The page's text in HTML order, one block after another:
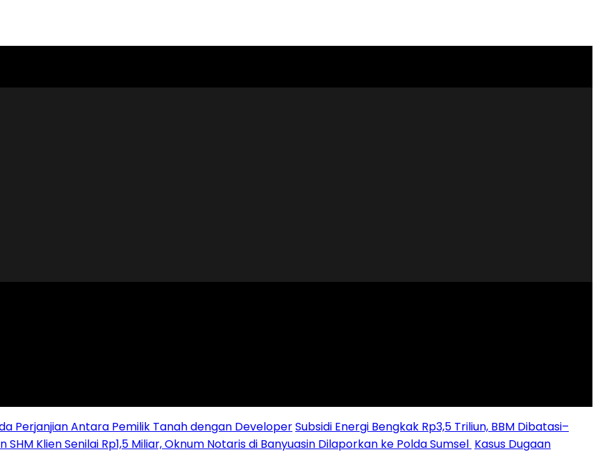
Perjanjian Antara Pemilik Tanah dengan DeveloperSubsidi Energi Bengkak Rp3,5 Triliun, BBM Dibatasi–
SHM Klien Senilai Rp1,5 Miliar, Oknum Notaris di Banyuasin Dilaporkan ke Polda Sumsel Kasus Dugaan